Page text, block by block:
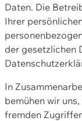
Daten. Die
Ihrer
der gesetzlichen
In
bemühen wir
fremden